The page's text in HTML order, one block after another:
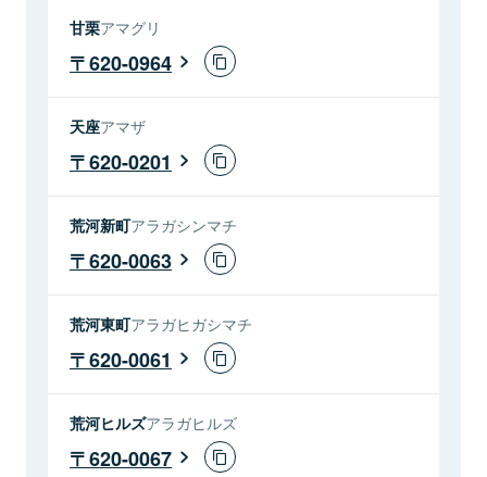
甘栗アマグリ
620-0964
天座アマザ
620-0201
荒河新町アラガシンマチ
620-0063
荒河東町アラガヒガシマチ
620-0061
荒河ヒルズアラガヒルズ
620-0067